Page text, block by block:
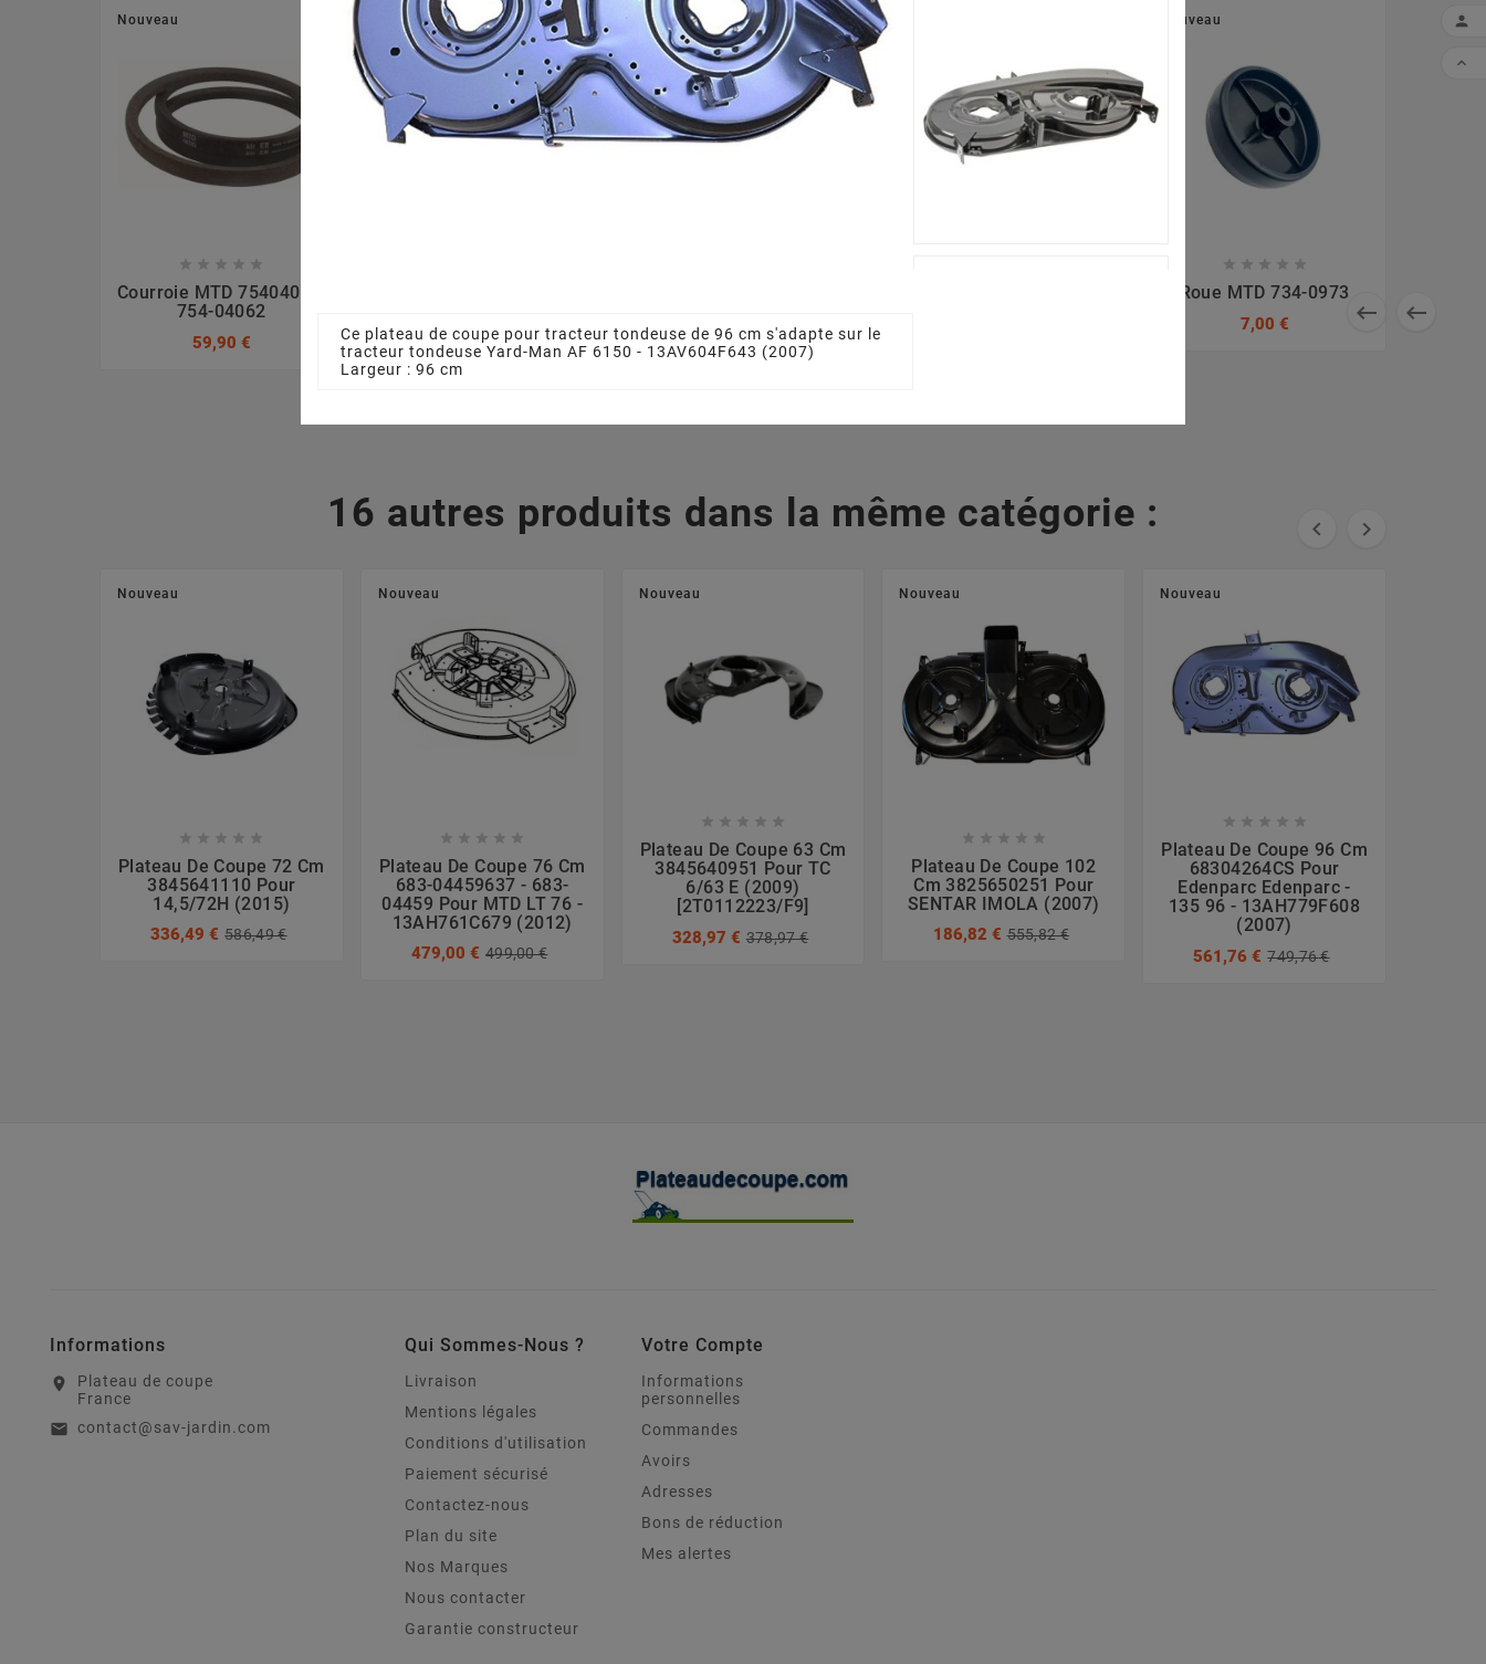
 
Nouveau
    
Courroie MTD 75404062,
754-04062
59,90 €
Nouveau
3,17 €
Nouveau
28,58 €
Nouveau
    
Roue MTD 734-0973
7,00 €
16 autres produits dans la même catégorie :  
Nouveau
    
Plateau De Coupe 72 Cm
3845641110 Pour
14,5/72H (2015)
336,49 € 586,49 €
Nouveau
    
Plateau De Coupe 76 Cm
683-04459637 - 683-
04459 Pour MTD LT 76 -
13AH761C679 (2012)
479,00 € 499,00 €
Nouveau
    
Plateau De Coupe 63 Cm
3845640951 Pour TC
6/63 E (2009)
[2T0112223/F9]
328,97 € 378,97 €
Nouveau
    
Plateau De Coupe 102
Cm 3825650251 Pour
SENTAR IMOLA (2007)
186,82 € 555,82 €
Nouveau
    
Plateau De Coupe 96 Cm
68304264CS Pour
Edenparc Edenparc -
135 96 - 13AH779F608
(2007)
561,76 € 749,76 €
Ce plateau de coupe pour tracteur tondeuse de 96 cm s'adapte sur le
tracteur tondeuse Yard-Man AF 6150 - 13AV604F643 (2007)
Largeur : 96 cm
Informations
location_on
Plateau de coupe
France
email contact@sav-jardin.com
Qui Sommes-Nous ?
Livraison
Mentions légales
Conditions d'utilisation
Paiement sécurisé
Contactez-nous
Plan du site
Nos Marques
Nous contacter
Garantie constructeur
Votre Compte
Informations
personnelles
Commandes
Avoirs
Adresses
Bons de réduction
Mes alertes

